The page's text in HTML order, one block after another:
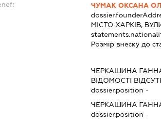
ЧУМАК ОКСАНА
МІСТО ХАРКІВ,
Розмір внеску до
ЧЕРКАШИНА
ВІДОМОСТІ
dossier.position -
ЧЕРКАШИНА
dossier.position -